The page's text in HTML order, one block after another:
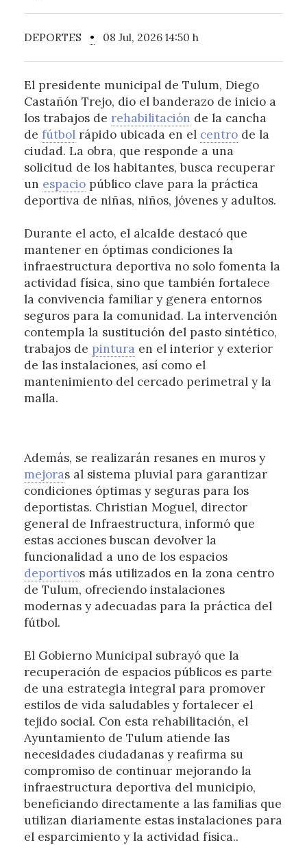
DEPORTES • 08 Jul, 2026 14:50 h
El presidente municipal de Tulum, Diego
Castañón Trejo, dio el banderazo de inicio a
los trabajos de rehabilitación de la cancha
de fútbolrápido ubicada en el centrode la
ciudad. La obra, que responde a una
solicitud de los habitantes, busca recuperar
un espaciopúblico clave para la práctica
deportiva de niñas, niños, jóvenes y adultos.
Durante el acto, el alcalde destacó que
mantener en óptimas condiciones la
infraestructura deportiva no solo fomenta la
actividad física, sino que también fortalece
la convivencia familiar y genera entornos
seguros para la comunidad. La intervención
contempla la sustitución del pasto sintético,
trabajos de pintura en el interior y exterior
de las instalaciones, así como el
mantenimiento del cercado perimetral y la
malla.
Además, se realizarán resanes en muros y
mejoras al sistema pluvial para garantizar
condiciones óptimas y seguras para los
deportistas. Christian Moguel, director
general de Infraestructura, informó que
estas acciones buscan devolver la
funcionalidad a uno de los espacios
deportivos más utilizados en la zona centro
de Tulum, ofreciendo instalaciones
modernas y adecuadas para la práctica del
fútbol.
El Gobierno Municipal subrayó que la
recuperación de espacios públicos es parte
de una estrategia integral para promover
estilos de vida saludables y fortalecer el
tejido social. Con esta rehabilitación, el
Ayuntamiento de Tulum atiende las
necesidades ciudadanas y reafirma su
compromiso de continuar mejorando la
infraestructura deportiva del municipio,
beneficiando directamente a las familias que
utilizan diariamente estas instalaciones para
el esparcimiento y la actividad física..